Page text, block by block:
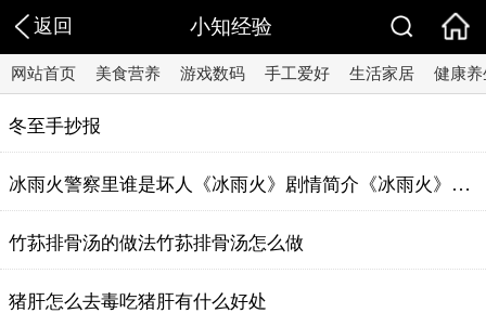
返回 小知经验
网站首页 美食营养 游戏数码 手工爱好 生活家居 健康养
冬至手抄报
冰雨火警察里谁是坏人《冰雨火》剧情简介《冰雨火》剧情简介
竹荪排骨汤的做法竹荪排骨汤怎么做
猪肝怎么去毒吃猪肝有什么好处